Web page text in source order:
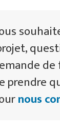
prendre
nous